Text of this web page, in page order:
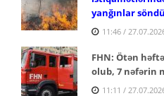
yanğınlar
11:46 /
FHN: Ötən
olub, 7 nəfərin
11:11 /